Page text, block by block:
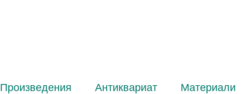
Произведения Антиквариат Материали